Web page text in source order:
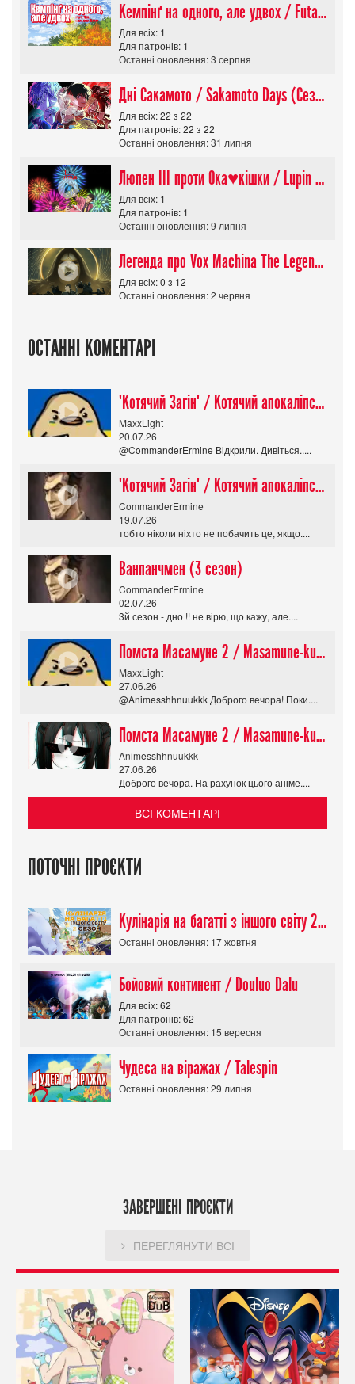
Кемпінґ на одного, але удвох / Futari Solo Camp
Для всіх: 1
Для патронів: 1
Останні оновлення: 3 серпня
Дні Сакамото / Sakamoto Days (Сезон 1)
Для всіх: 22 з 22
Для патронів: 22 з 22
Останні оновлення: 31 липня
Люпен ІІІ проти Ока♥кішки / Lupin III vs Cats Eye Movie
Для всіх: 1
Для патронів: 1
Останні оновлення: 9 липня
Легенда про Vox Machina The Legend of Vox Machina (Сезон 4)
Для всіх: 0 з 12
Останні оновлення: 2 червня
ОСТАННІ КОМЕНТАРІ
"Котячий Загін" / Котячий апокаліпсис / Cat Shit One
MaxxLight
20.07.26
@CommanderErmine Відкрили. Дивіться.....
"Котячий Загін" / Котячий апокаліпсис / Cat Shit One
CommanderErmine
19.07.26
тобто ніколи ніхто не побачить це, якщо....
Ванпанчмен (3 сезон)
CommanderErmine
02.07.26
3й сезон - дно !! не вірю, що кажу, але....
Помста Масамуне 2 / Masamune-kun no Revenge R
MaxxLight
27.06.26
@Animesshhnuukkk Доброго вечора! Поки....
Помста Масамуне 2 / Masamune-kun no Revenge R
Animesshhnuukkk
27.06.26
Доброго вечора. На рахунок цього аніме....
ВСІ КОМЕНТАРІ
ПОТОЧНІ ПРОЄКТИ
Кулінарія на багатті з іншого світу 2 сезон/ Tondemo Skill de Isekai Hourou
Останні оновлення: 17 жовтня
Бойовий континент / Douluo Dalu
Для всіх: 62
Для патронів: 62
Останні оновлення: 15 вересня
Чудеса на віражах / Talespin
Останні оновлення: 29 липня
ЗАВЕРШЕНІ ПРОЄКТИ
ПЕРЕГЛЯНУТИ ВСІ